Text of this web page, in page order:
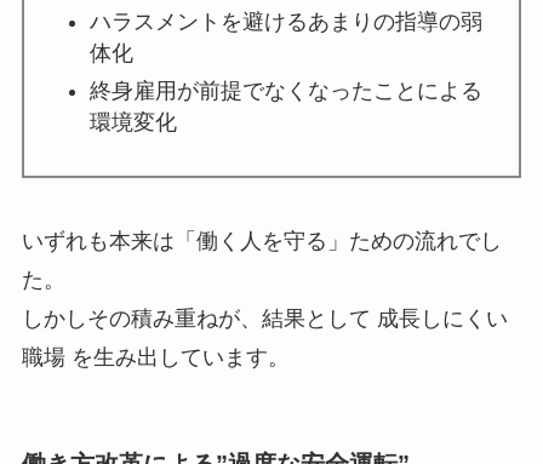
ハラスメントを避けるあまりの指導の弱
体化
終身雇用が前提でなくなったことによる
環境変化
いずれも本来は「働く人を守る」ための流れでし
た。
しかしその積み重ねが、結果として 成長しにくい
職場 を生み出しています。